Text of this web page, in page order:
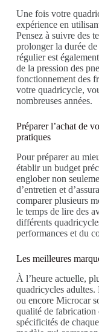
Une fois votre
expérience en
Pensez à suivre des
prolonger la durée
régulier est
de la pression des
fonctionnement des
votre quadricycle,
nombreuses années.
Préparer l’achat de
pratiques
Pour préparer au
établir un budget
englober non
d’entretien et
comparer plusieurs
le temps de lire des
différents
performances et du
Les meilleures
À l’heure actuelle,
quadricycles
ou encore Microcar
qualité de fabrication
spécificités de